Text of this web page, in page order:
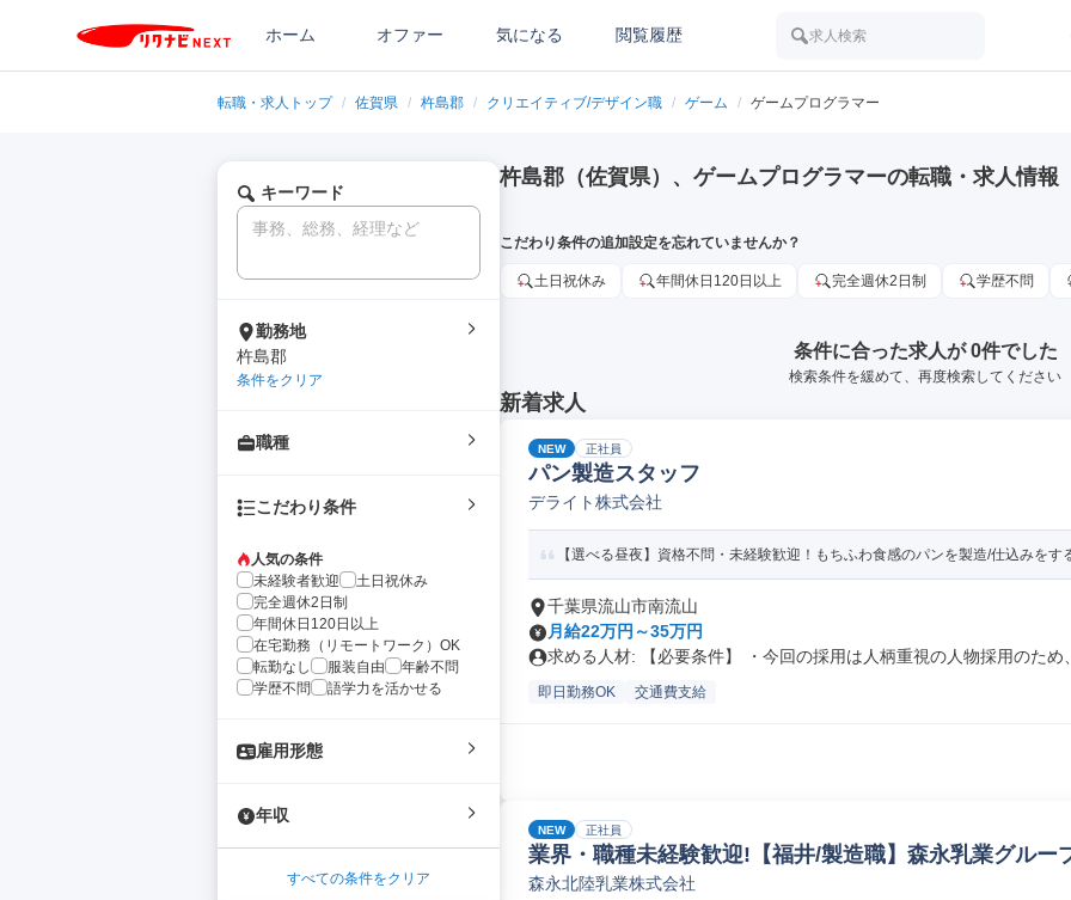
ホーム オファー 気になる 閲覧履歴 求人検索
転職・求人トップ / 佐賀県 / 杵島郡 / クリエイティブ/デザイン職 / ゲーム / ゲームプログラマー
キーワード
勤務地
杵島郡
条件をクリア
職種
こだわり条件
人気の条件
未経験者歓迎
土日祝休み
完全週休2日制
年間休日120日以上
在宅勤務（リモートワーク）OK
転勤なし
服装自由
年齢不問
学歴不問
語学力を活かせる
雇用形態
年収
すべての条件をクリア
杵島郡（佐賀県）、ゲームプログラマーの転職・求人情報
こだわり条件の追加設定を忘れていませんか？
土日祝休み 年間休日120日以上 完全週休2日制 学歴不問
条件に合った求人が 0件でした
検索条件を緩めて、再度検索してください
新着求人
NEW 正社員
パン製造スタッフ
デライト株式会社
【選べる昼夜】資格不問・未経験歓迎！もちふわ食感のパンを製造/仕込みをす
千葉県流山市南流山
月給22万円～35万円
求める人材: 【必要条件】 ・今回の採用は人柄重視の人物採用のため
即日勤務OK 交通費支給
NEW 正社員
業界・職種未経験歓迎!【福井/製造職】森永乳業グルー
ペレーター/ラインマネージャー(食品/飲料/たばこ)
森永北陸乳業株式会社